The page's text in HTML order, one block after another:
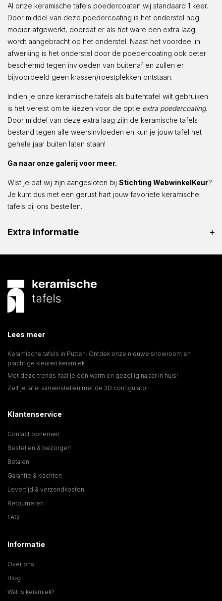
Al onze keramische tafels poedercoaten wij standaard 1 keer.
Door middel van deze poedercoating is het onderstel nog
mooier afgewerkt, doordat er als het ware een extra laag
wordt aangebracht op het onderstel. Naast het voordeel in
afwerking is het onderstel door de poedercoating ook beter
beschermd tegen invloeden van buitenaf en zullen er
bijvoorbeeld geen krassen/roestplekken ontstaan.
Indien je onze keramische tafels als buitentafel wilt gebruiken
is het vereist om te kiezen voor de optie extra poedercoating.
Door middel van deze extra laag zijn de keramische tafels
bestand tegen alle weersinvloeden en kun je jouw tafel het
gehele jaar buiten laten staan!
Ga naar onze galerij voor meer.
Wist je dat wij zijn aangesloten bij Stichting WebwinkelKeur?
Je kunt dus met een gerust hart jouw favoriete keramische
tafels bij ons bestellen.
Extra informatie
Lees meer
Keramische tafels in Putten: Ontdek onze nieuwe showroom en
prachtige kleuren keramiek
Met deze trends haal je een warm en gezellig najaar in huis!
Zelf je tafel samenstellen met de 3D configurator
Klantenservice
Contact opnemen
Bestellen & bezorgen
Betalen
Garantie & klachten
Levertijd & verzendkosten
Retourneren
FAQ
Informatie
Over ons
Blog
Wat is keramiek?